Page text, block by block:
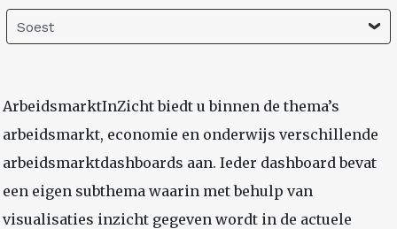
Soest
ArbeidsmarktInZicht biedt u binnen de thema’s
arbeidsmarkt, economie en onderwijs verschillende
arbeidsmarktdashboards aan. Ieder dashboard bevat
een eigen subthema waarin met behulp van
visualisaties inzicht gegeven wordt in de actuele